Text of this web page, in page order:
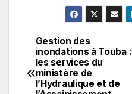
Navigation
de
Gestion des
inondations à Touba :
les services du
ministère de
l’Hydraulique et de